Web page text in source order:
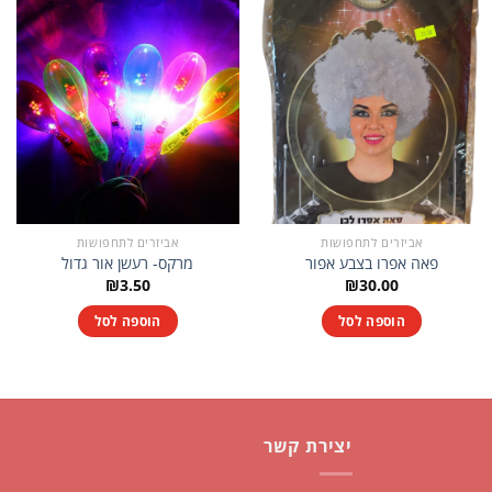
אביזרים לתחפושות
פאה אפרו בצבע אפור
₪30.00
הוספה לסל
אביזרים לתחפושות
מרקס- רעשן אור גדול
₪3.50
הוספה לסל
יצירת קשר